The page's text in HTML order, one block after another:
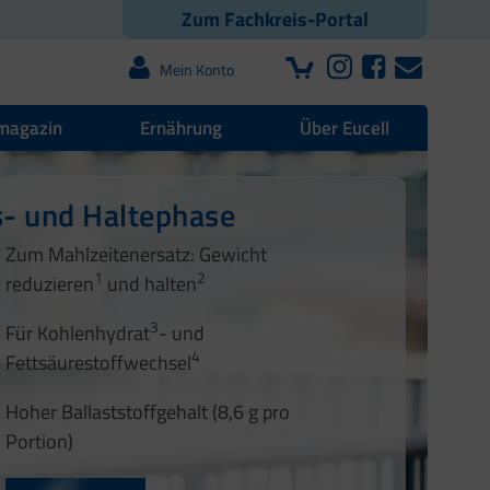
Zum Fachkreis-Portal
Mein Konto
Ernährung Über Eucell
und Haltephase
Zum Mahlzeitenersatz: Gewicht
reduzieren1 und halten2
Für Kohlenhydrat3- und
Fettsäurestoffwechsel4
Hoher Ballaststoffgehalt (8,6 g pro
Portion)
und Haltephase
1 2
3
4